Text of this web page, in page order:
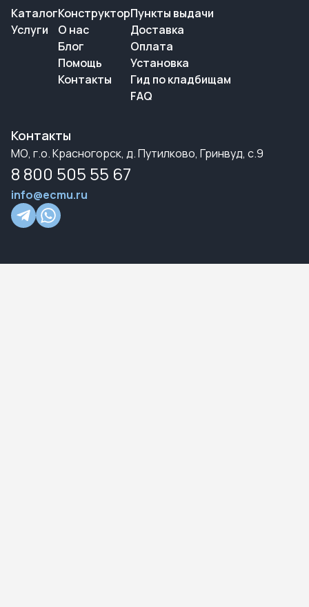
Каталог
Услуги
Конструктор
О нас
Блог
Помощь
Контакты
Пункты выдачи
Доставка
Оплата
Установка
Гид по кладбищам
FAQ
Контакты
МО, г.о. Красногорск, д. Путилково, Гринвуд, с.9
8 800 505 55 67
info@ecmu.ru